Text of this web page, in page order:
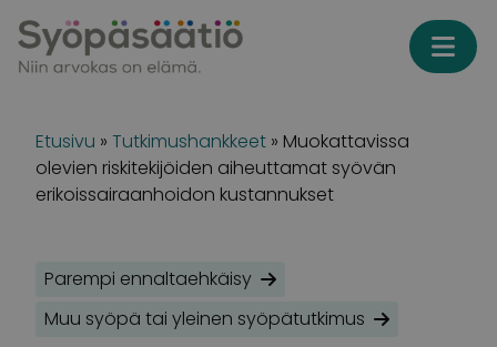
Etusivu » Tutkimushankkeet » Muokattavissa
olevien riskitekijöiden aiheuttamat syövän
erikoissairaanhoidon kustannukset
Parempi ennaltaehkäisy
Muu syöpä tai yleinen syöpätutkimus